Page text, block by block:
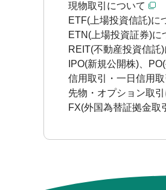
現物取引について
ETF(上場投資信託)に
ETN(上場投資証券)に
REIT(不動産投資信託
IPO(新規公開株)、
信用取引・一日信用
先物・オプション取
FX(外国為替証拠金取